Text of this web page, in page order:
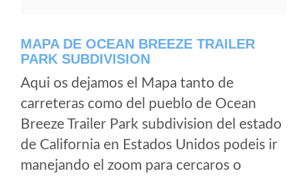
MAPA DE OCEAN BREEZE TRAILER
PARK SUBDIVISION
Aqui os dejamos el Mapa tanto de
carreteras como del pueblo de Ocean
Breeze Trailer Park subdivision del estado
de California en Estados Unidos podeis ir
manejando el zoom para cercaros o